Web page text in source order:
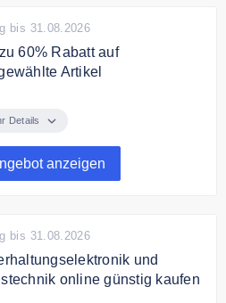
bis 31.08.2026
60% Rabatt auf
Artikel
von euronics.
Details
anzeigen
bis 31.08.2026
und
online günstig kaufen